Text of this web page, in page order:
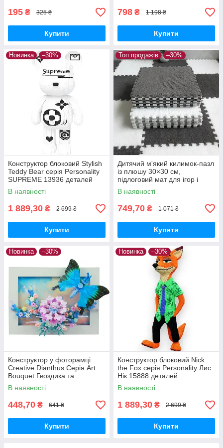
195 ₴ 325 ₴
Купити
798 ₴ 1 198 ₴
Купити
Новинка –30%
Конструктор блоковий Stylish
Teddy Bear серія Personality
SUPREME 13936 деталей
В наявності
1 889,30 ₴ 2 699 ₴
Купити
Топ продажів –30%
Дитячий м'який килимок-пазл
із плюшу 30×30 см,
підлоговий мат для ігор і
повзання, набір 10 шт., білий/
сірий
В наявності
749,70 ₴ 1 071 ₴
Купити
Новинка –30%
Конструктор у фоторамці
Creative Dianthus Серія Art
Bouquet Гвоздика та
блакитний метелик 308
деталі
В наявності
448,70 ₴ 641 ₴
Купити
Новинка –30%
Конструктор блоковий Nick
the Fox серія Personality Лис
Нік 15888 деталей
В наявності
1 889,30 ₴ 2 699 ₴
Купити